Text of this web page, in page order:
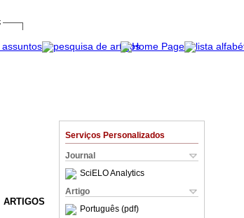
Serviços Personalizados
Journal
SciELO Analytics
Artigo
Português (pdf)
ARTIGOS